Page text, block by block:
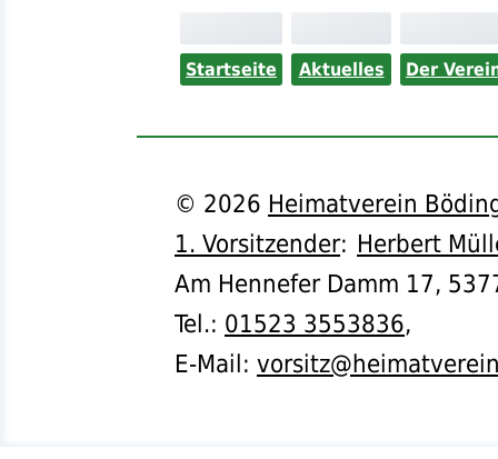
Startseite Aktuelles Der
© 2026 Heimatverein
1. Vorsitzender: Herbert
Am Hennefer Damm 17,
Tel.: 01523 3553836,
E-Mail: